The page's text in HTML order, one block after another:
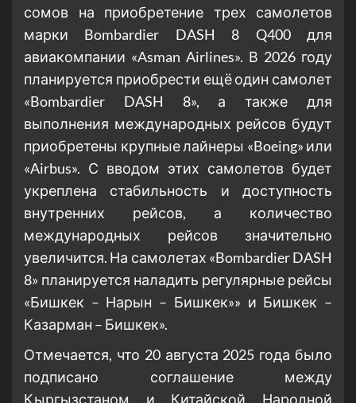
сомов на приобретение трех самолетов
марки Bombardier DASH 8 Q400 для
авиакомпании «Asman Airlines». В 2026 году
планируется приобрести ещё один самолет
«Bombardier DASH 8», а также для
выполнения международных рейсов будут
приобретены крупные лайнеры «Boeing» или
«Airbus». С вводом этих самолетов будет
укреплена стабильность и доступность
внутренних рейсов, а количество
международных рейсов значительно
увеличится. На самолетах «Bombardier DASH
8» планируется наладить регулярные рейсы
«Бишкек – Нарын – Бишкек»» и Бишкек –
Казарман – Бишкек».
Отмечается, что 20 августа 2025 года было
подписано соглашение между
Кыргызстаном и Китайской Народной